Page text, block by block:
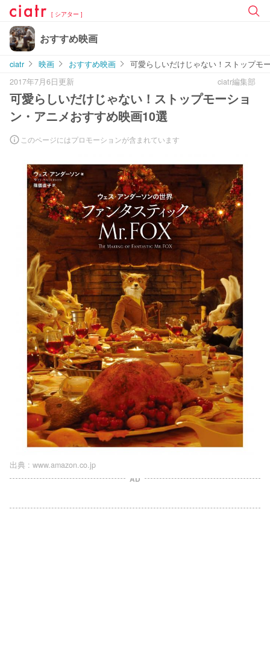
[ シアター ]
おすすめ映画
ciatr 映画 おすすめ映画
可愛らしいだけじゃない！ストップモ
2017年7月6日更新
ciatr編集部
可愛らしいだけじゃない！ストップモーショ
ン・アニメおすすめ映画10選
このページにはプロモーションが含まれています
出典 : www.amazon.co.jp
AD